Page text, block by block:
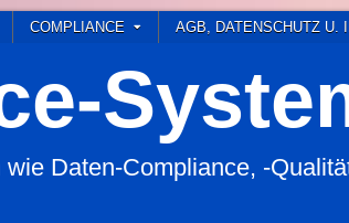
COMPLIANCE AGB, DATENSCHUTZ U.
Daten-Compliance, -